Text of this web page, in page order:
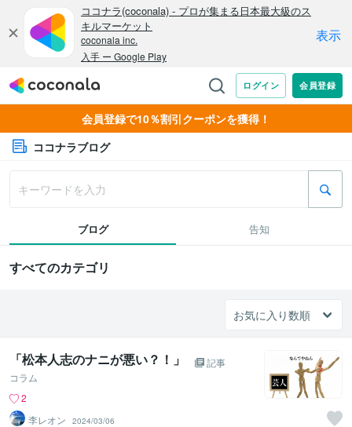
会員登録で10％割引クーポンを獲得！
ココナラブログ
ブログ 告知
すべてのカテゴリ
「松本人志のナニが悪い？！」
記事
コラム
2
李レオン
2024/03/06